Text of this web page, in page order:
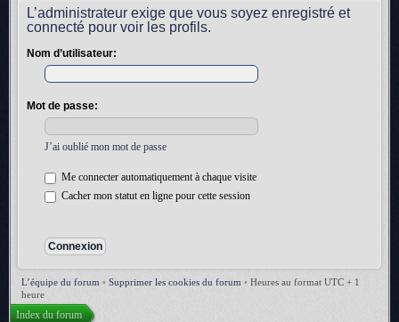
L’administrateur exige que vous soyez enregistré et
connecté pour voir les profils.
Nom d’utilisateur:
Mot de passe:
J’ai oublié mon mot de passe
Me connecter automatiquement à chaque visite
Cacher mon statut en ligne pour cette session
L’équipe du forum • Supprimer les cookies du forum • Heures au format UTC + 1
heure
Index du forum